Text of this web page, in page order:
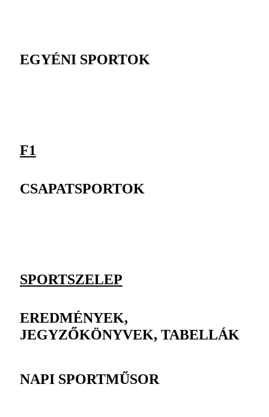
EGYÉNI SPORTOK
F1
CSAPATSPORTOK
SPORTSZELEP
EREDMÉNYEK,
JEGYZŐKÖNYVEK, TABELLÁK
NAPI SPORTMŰSOR